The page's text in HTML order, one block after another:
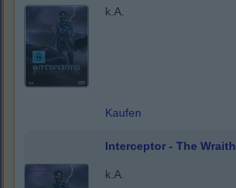
k.A.
Kaufen
Interceptor - The Wraith
k.A.